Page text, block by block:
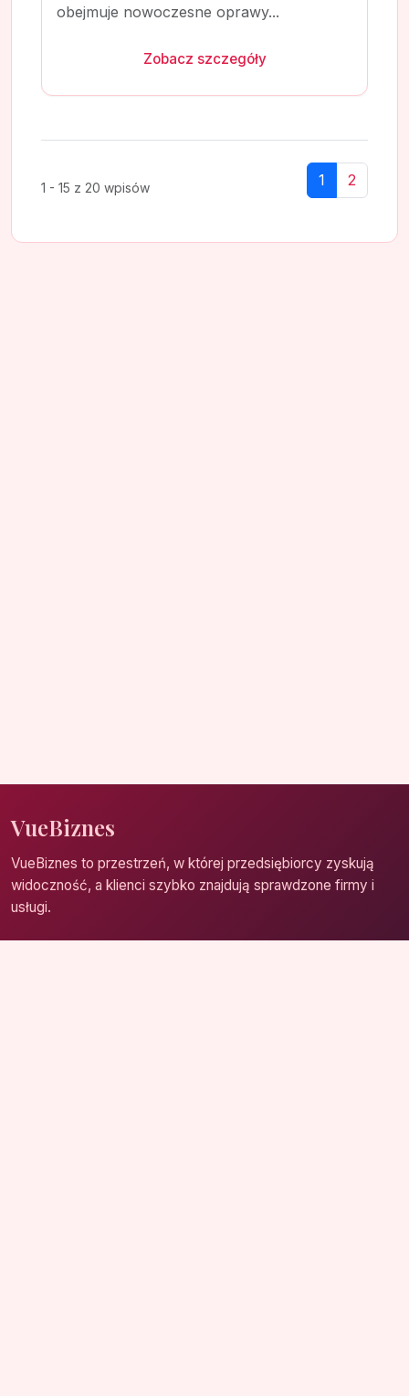
obejmuje nowoczesne oprawy...
Zobacz szczegóły
1 - 15 z 20 wpisów 1 2
VueBiznes
VueBiznes to przestrzeń, w której przedsiębiorcy zyskują
widoczność, a klienci szybko znajdują sprawdzone firmy i
usługi.